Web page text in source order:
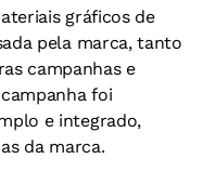
gráficos de
pela marca, tanto
campanhas e
foi
e integrado,
da marca.